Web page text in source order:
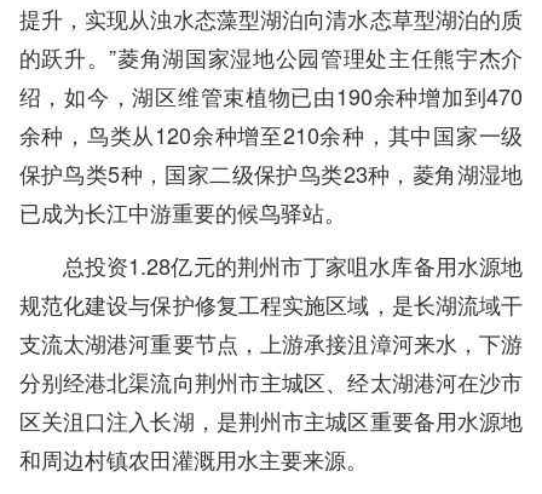
提升，实现从浊水态藻型湖泊向清水态草型湖泊的质
的跃升。”菱角湖国家湿地公园管理处主任熊宇杰介
绍，如今，湖区维管束植物已由190余种增加到470
余种，鸟类从120余种增至210余种，其中国家一级
保护鸟类5种，国家二级保护鸟类23种，菱角湖湿地
已成为长江中游重要的候鸟驿站。
总投资1.28亿元的荆州市丁家咀水库备用水源地
规范化建设与保护修复工程实施区域，是长湖流域干
支流太湖港河重要节点，上游承接沮漳河来水，下游
分别经港北渠流向荆州市主城区、经太湖港河在沙市
区关沮口注入长湖，是荆州市主城区重要备用水源地
和周边村镇农田灌溉用水主要来源。